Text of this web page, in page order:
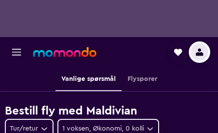
Vanlige spørsmål Flysporer
Bestill fly med Maldivian
Tur/retur 1 voksen, Økonomi, 0 kolli